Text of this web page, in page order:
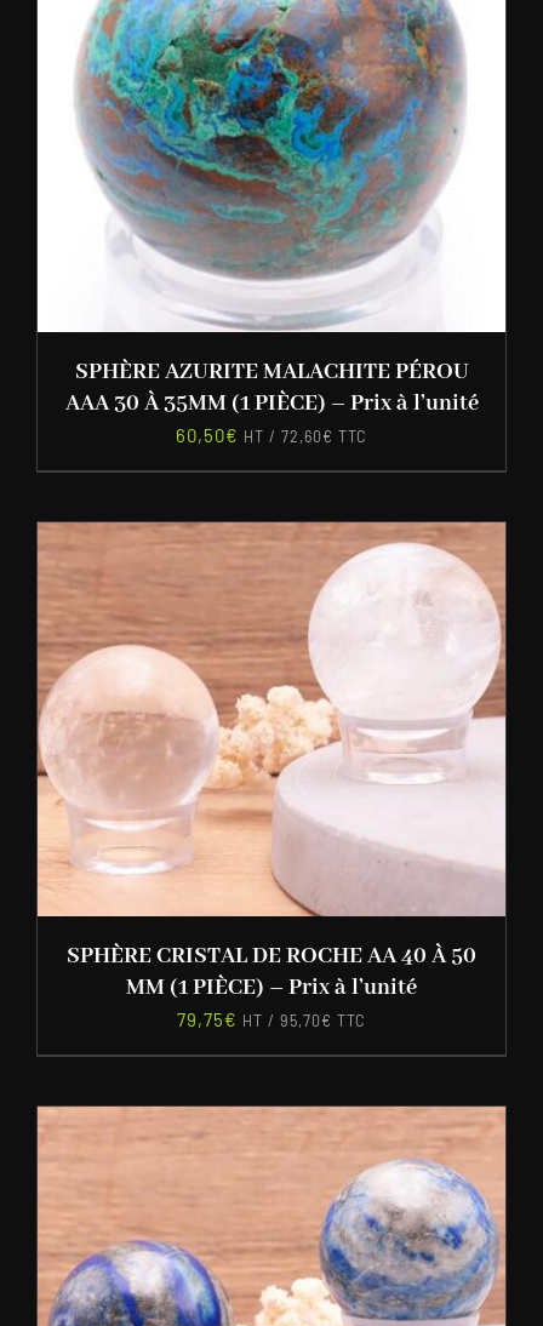
SPHÈRE AZURITE MALACHITE PÉROU
AAA 30 À 35MM (1 PIÈCE) – Prix à l’unité
60,50€ HT / 72,60€ TTC
SPHÈRE CRISTAL DE ROCHE AA 40 À 50
MM (1 PIÈCE) – Prix à l’unité
79,75€ HT / 95,70€ TTC